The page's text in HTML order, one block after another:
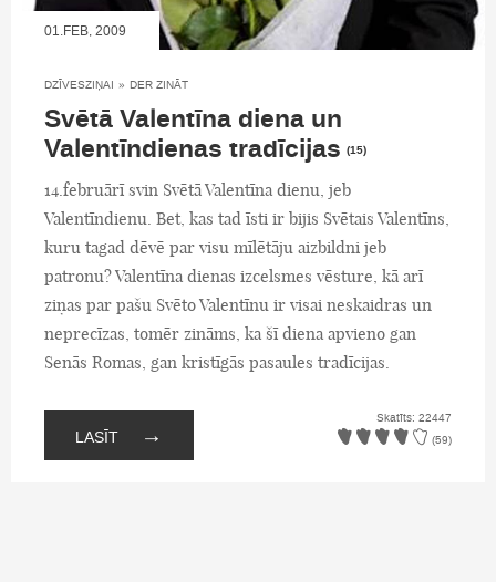
01.FEB, 2009
DZĪVESZIŅAI » DER ZINĀT
Svētā Valentīna diena un
Valentīndienas tradīcijas (15)
14.februārī svin Svētā Valentīna dienu, jeb
Valentīndienu. Bet, kas tad īsti ir bijis Svētais Valentīns,
kuru tagad dēvē par visu mīlētāju aizbildni jeb
patronu? Valentīna dienas izcelsmes vēsture, kā arī
ziņas par pašu Svēto Valentīnu ir visai neskaidras un
neprecīzas, tomēr zināms, ka šī diena apvieno gan
Senās Romas, gan kristīgās pasaules tradīcijas.
LASĪT →
Skatīts: 22447
(59)